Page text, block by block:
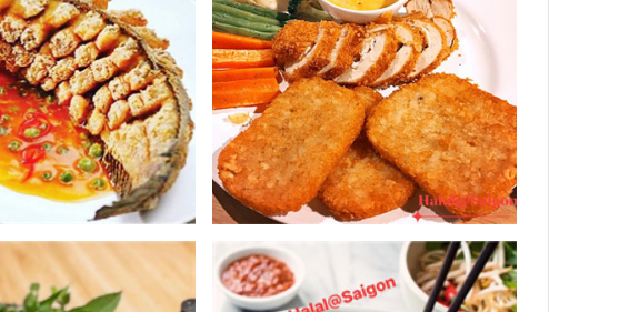
trực tiếp từ Malaysia. Vì mang phong cách ẩm thực Halal nên tất cả
những nhà hàng hiếm hoi tại Việt Nam được chứng nhận đạt tiêu